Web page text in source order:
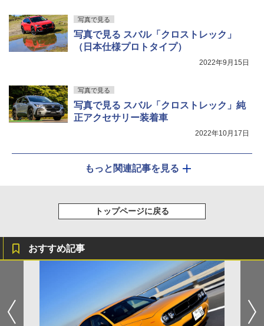
写真で見る
写真で見る スバル「クロストレック」
（日本仕様プロトタイプ）
2022年9月15日
写真で見る
写真で見る スバル「クロストレック」純
正アクセサリー装着車
2022年10月17日
もっと関連記事を見る
トップページに戻る
おすすめ記事